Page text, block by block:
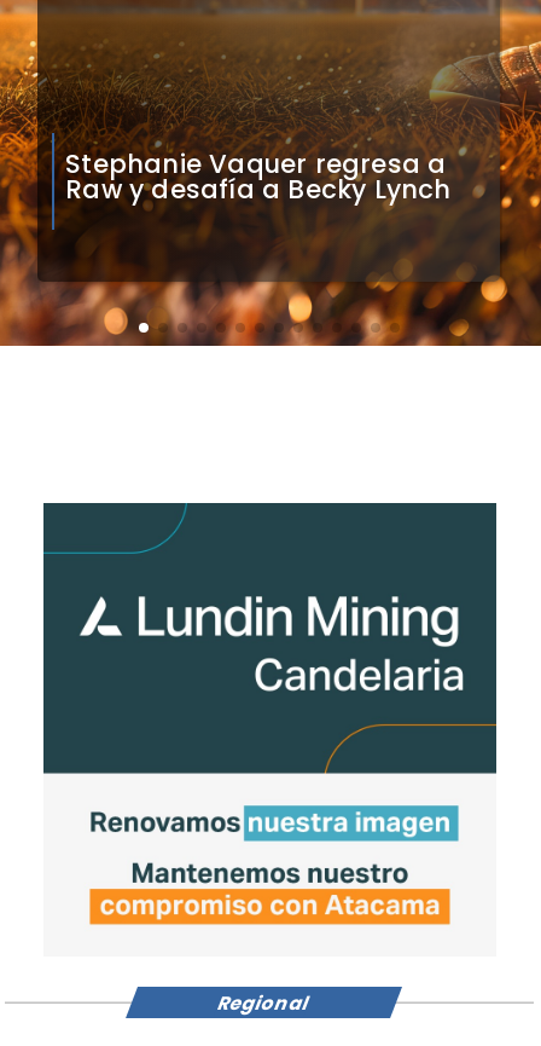
Arsene Wenger respalda
decisión de Infantino sobre
Mundial
Regional